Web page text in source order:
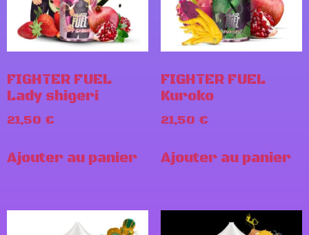
FIGHTER FUEL
Lady shigeri
21,50 €
Ajouter au panier
FIGHTER FUEL
Kuroko
21,50 €
Ajouter au panier